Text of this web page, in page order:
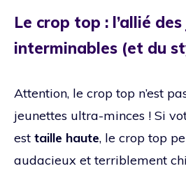
Le crop top : l’allié
interminables (et du
Attention, le crop top n’est
jeunettes ultra-minces ! Si
est taille haute, le crop top
audacieux et terriblement